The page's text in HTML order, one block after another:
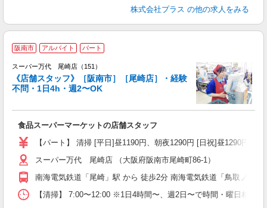
株式会社プラス の他の求人をみる
阪南市 アルバイト パート
スーパー万代 尾崎店（151）
《店舗スタッフ》［阪南市］［尾崎店］・経験
不問・1日4h・週2〜OK
食品スーパーマーケットの店舗スタッフ
【パート】 清掃 [平日]昼1190円、朝夜1290円 [日祝]昼1290円、朝
スーパー万代 尾崎店 （大阪府阪南市尾崎町86-1）
南海電気鉄道「尾崎」駅 から 徒歩2分 南海電気鉄道「鳥取ノ荘」
【清掃】 7:00〜12:00 ※1日4時間〜、週2日〜で時間・曜日相